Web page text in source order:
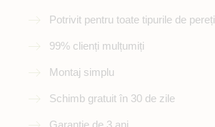
Potrivit pentru toate tipurile de pereți
99% clienți mulțumiți
Montaj simplu
Schimb gratuit în 30 de zile
Garanție de 3 ani